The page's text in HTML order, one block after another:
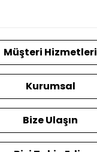
Müşteri Hizmetleri
Kurumsal
Bize Ulaşın